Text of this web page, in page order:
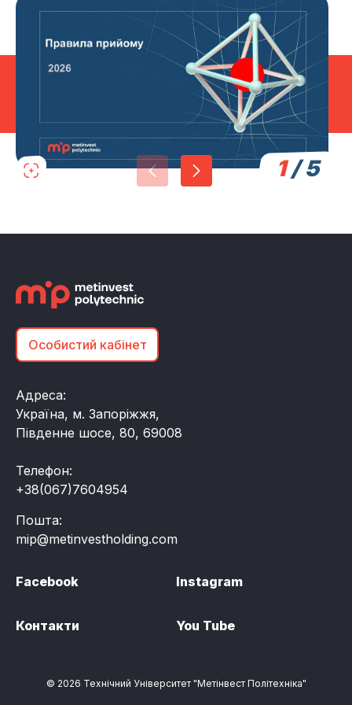
1/5
Особистий кабінет
Адреса:
Україна, м. Запоріжжя,
Південне шосе, 80, 69008
Телефон:
+38(067)7604954
Пошта:
mip@metinvestholding.com
Facebook Instagram
Контакти You Tube
© 2026 Технічний Університет "Метінвест Політехніка"